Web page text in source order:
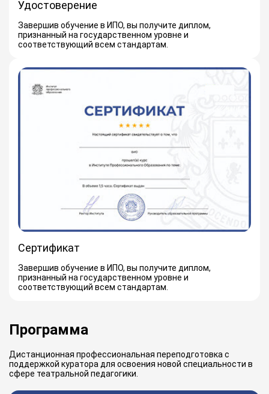
Удостоверение
Завершив обучение в ИПО, вы получите диплом,
признанный на государственном уровне и
соответствующий всем стандартам.
Сертификат
Завершив обучение в ИПО, вы получите диплом,
признанный на государственном уровне и
соответствующий всем стандартам.
Программа
Дистанционная профессиональная переподготовка с
поддержкой куратора для освоения новой специальности в
сфере театральной педагогики.